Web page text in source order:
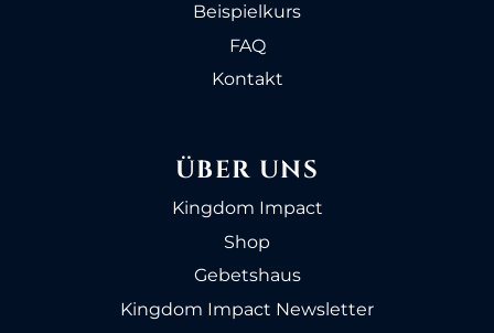
Beispielkurs
FAQ
Kontakt
ÜBER UNS
Kingdom Impact
Shop
Gebetshaus
Kingdom Impact Newsletter